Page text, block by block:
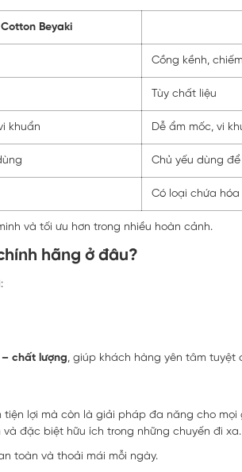
Beyaki
Cồng kềnh,
Tùy chất liệu
khuẩn Dễ ẩm mốc, vi
Chủ yếu dùng
Có loại chứa
và tối ưu hơn trong nhiều hoàn cảnh.
hãng ở đâu?
chất lượng, giúp khách hàng yên tâm tuyệt
lợi mà còn là giải pháp đa năng cho mọi
đặc biệt hữu ích trong những chuyến đi xa.
toàn và thoải mái mỗi ngày.